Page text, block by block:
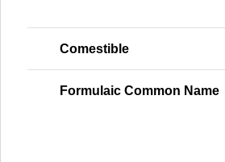
Comestible
Formulaic Common Name